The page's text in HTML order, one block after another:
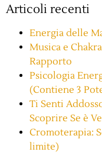
Articoli recenti
Energia delle
Musica e
Rapporto
Psicologia
(Contiene 3
Ti Senti
Scoprire Se è
Cromoterapia:
limite)